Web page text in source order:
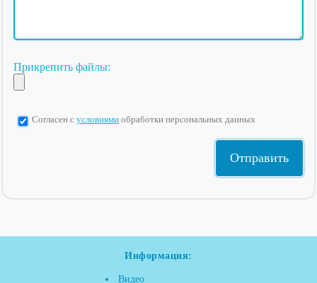
Прикрепить файлы:
Согласен с условиями обработки персональных данных
Информация:
Видео